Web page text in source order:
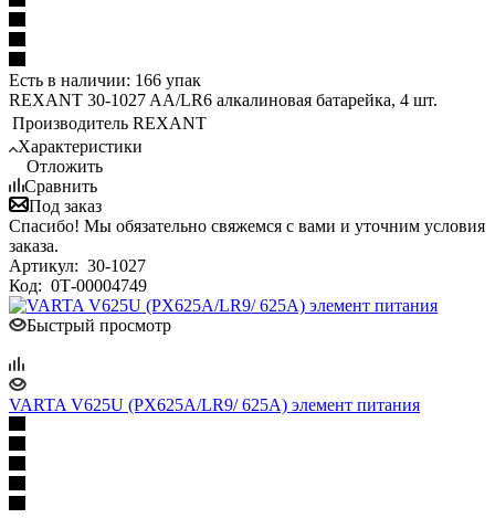
Есть в наличии: 166 упак
REXANT 30-1027 AA/LR6 алкалиновая батарейка, 4 шт.
Производитель REXANT
Характеристики
Отложить
Сравнить
Под заказ
Спасибо! Мы обязательно свяжемся с вами и уточним условия
заказа.
Артикул: 30-1027
Код: 0Т-00004749
Быстрый просмотр
VARTA V625U (PX625A/LR9/ 625A) элемент питания